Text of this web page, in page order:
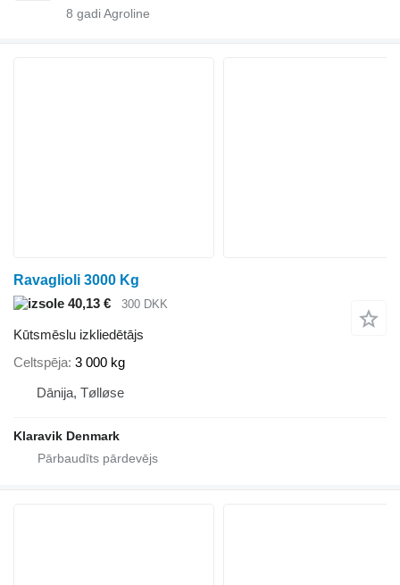
8 gadi Agroline
Ravaglioli 3000 Kg
40,13 €
300 DKK
Kūtsmēslu izkliedētājs
Celtspēja 3 000 kg
Dānija, Tølløse
Klaravik Denmark